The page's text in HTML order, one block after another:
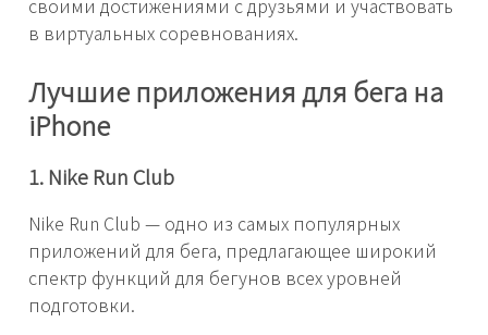
своими достижениями с друзьями и участвовать
в виртуальных соревнованиях.
Лучшие приложения для бега на
iPhone
1. Nike Run Club
Nike Run Club — одно из самых популярных
приложений для бега, предлагающее широкий
спектр функций для бегунов всех уровней
подготовки.